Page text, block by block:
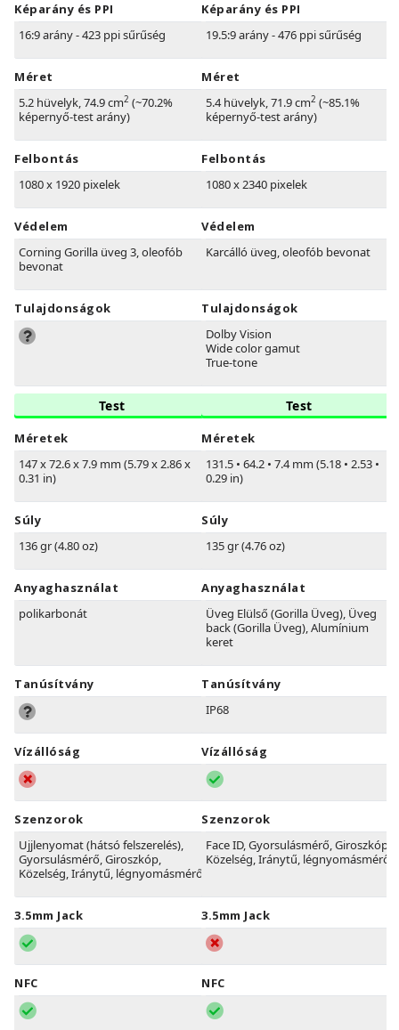
Képarány és PPI
16:9 arány - 423 ppi sűrűség
Méret
5.2 hüvelyk, 74.9 cm2 (~70.2%
képernyő-test arány)
Felbontás
1080 x 1920 pixelek
Védelem
Corning Gorilla üveg 3, oleofób
bevonat
Tulajdonságok
Test
Méretek
147 x 72.6 x 7.9 mm (5.79 x 2.86 x
0.31 in)
Súly
136 gr (4.80 oz)
Anyaghasználat
polikarbonát
Tanúsítvány
Vízállóság
Szenzorok
Ujjlenyomat (hátsó felszerelés),
Gyorsulásmérő, Giroszkóp,
Közelség, Iránytű, légnyomásmérő
3.5mm Jack
NFC
Képarány és PPI
19.5:9 arány - 476 ppi sűrűség
Méret
5.4 hüvelyk, 71.9 cm2 (~85.1%
képernyő-test arány)
Felbontás
1080 x 2340 pixelek
Védelem
Karcálló üveg, oleofób bevonat
Tulajdonságok
Dolby Vision
Wide color gamut
True-tone
Test
Méretek
131.5 • 64.2 • 7.4 mm (5.18 • 2.53 •
0.29 in)
Súly
135 gr (4.76 oz)
Anyaghasználat
Üveg Elülső (Gorilla Üveg), Üveg
back (Gorilla Üveg), Alumínium
keret
Tanúsítvány
IP68
Vízállóság
Szenzorok
Face ID, Gyorsulásmérő, Giroszkóp,
Közelség, Iránytű, légnyomásmérő
3.5mm Jack
NFC